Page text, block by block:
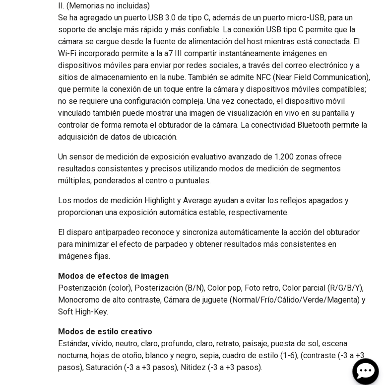
II. (Memorias no incluidas)
Se ha agregado un puerto USB 3.0 de tipo C, además de un puerto micro-USB, para un
soporte de anclaje más rápido y más confiable. La conexión USB tipo C permite que la
cámara se cargue desde la fuente de alimentación del host mientras está conectada. El
Wi-Fi incorporado permite a la a7 III compartir instantáneamente imágenes en
dispositivos móviles para enviar por redes sociales, a través del correo electrónico y a
sitios de almacenamiento en la nube. También se admite NFC (Near Field Communication),
que permite la conexión de un toque entre la cámara y dispositivos móviles compatibles;
no se requiere una configuración compleja. Una vez conectado, el dispositivo móvil
vinculado también puede mostrar una imagen de visualización en vivo en su pantalla y
controlar de forma remota el obturador de la cámara. La conectividad Bluetooth permite la
adquisición de datos de ubicación.
Un sensor de medición de exposición evaluativo avanzado de 1.200 zonas ofrece
resultados consistentes y precisos utilizando modos de medición de segmentos
múltiples, ponderados al centro o puntuales.
Los modos de medición Highlight y Average ayudan a evitar los reflejos apagados y
proporcionan una exposición automática estable, respectivamente.
El disparo antiparpadeo reconoce y sincroniza automáticamente la acción del obturador
para minimizar el efecto de parpadeo y obtener resultados más consistentes en
imágenes fijas.
Modos de efectos de imagen
Posterización (color), Posterización (B/N), Color pop, Foto retro, Color parcial (R/G/B/Y),
Monocromo de alto contraste, Cámara de juguete (Normal/Frío/Cálido/Verde/Magenta) y
Soft High-Key.
Modos de estilo creativo
Estándar, vívido, neutro, claro, profundo, claro, retrato, paisaje, puesta de sol, escena
nocturna, hojas de otoño, blanco y negro, sepia, cuadro de estilo (1-6), (contraste (-3 a +3
pasos), Saturación (-3 a +3 pasos), Nitidez (-3 a +3 pasos).